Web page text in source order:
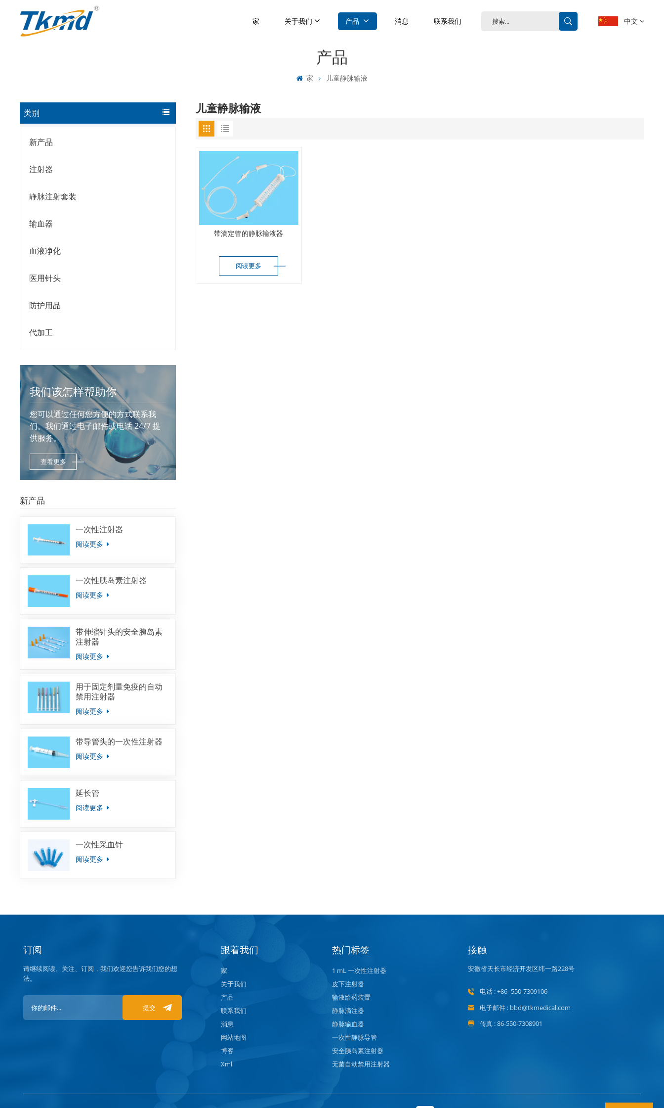
家 关于我们 产品 消息 联系我们 中文
产品
家 儿童静脉输液
类别
新产品
注射器
静脉注射套装
输血器
血液净化
医用针头
防护用品
代加工
我们该怎样帮助你
您可以通过任何您方便的方式联系我
们。我们通过电子邮件或电话 24/7 提
供服务。
查看更多
新产品
一次性注射器
阅读更多
一次性胰岛素注射器
阅读更多
带伸缩针头的安全胰岛素
注射器
阅读更多
用于固定剂量免疫的自动
禁用注射器
阅读更多
带导管头的一次性注射器
阅读更多
延长管
阅读更多
一次性采血针
阅读更多
儿童静脉输液
带滴定管的静脉输液器
阅读更多
订阅
请继续阅读、关注、订阅，我们欢迎您告诉我们您的想
法。
提交
跟着我们
家
关于我们
产品
联系我们
消息
网站地图
博客
Xml
热门标签
1 mL 一次性注射器
皮下注射器
输液给药装置
静脉滴注器
静脉输血器
一次性静脉导管
安全胰岛素注射器
无菌自动禁用注射器
接触
安徽省天长市经济开发区纬一路228号
电话 : +86 -550-7309106
电子邮件 : bbd@tkmedical.com
传真 : 86-550-7308901